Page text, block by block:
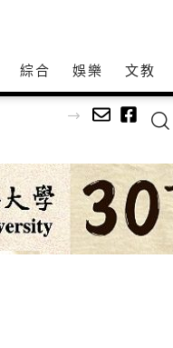
綜合 娛樂 文教